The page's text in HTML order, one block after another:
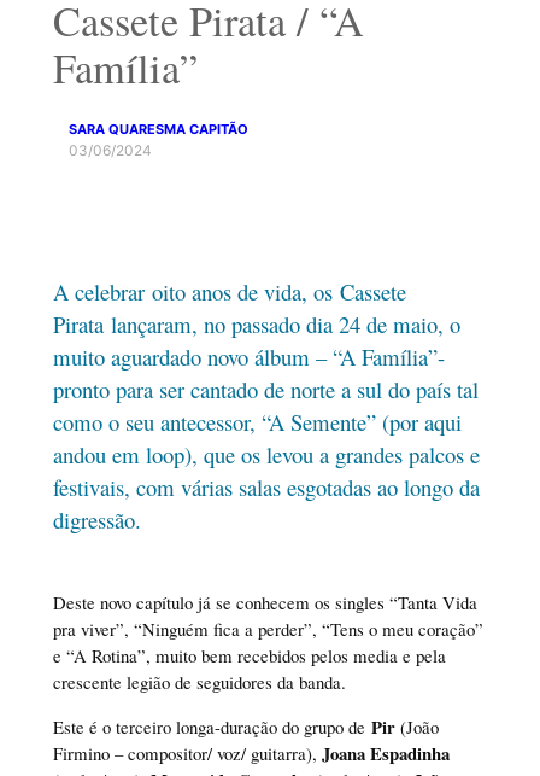
Cassete Pirata / “A
Família”
SARA QUARESMA CAPITÃO
03/06/2024
A celebrar oito anos de vida, os Cassete
Pirata lançaram, no passado dia 24 de maio, o
muito aguardado novo álbum – “A Família”-
pronto para ser cantado de norte a sul do país tal
como o seu antecessor, “A Semente” (por aqui
andou em loop), que os levou a grandes palcos e
festivais, com várias salas esgotadas ao longo da
digressão.
Deste novo capítulo já se conhecem os singles “Tanta Vida
pra viver”, “Ninguém fica a perder”, “Tens o meu coração”
e “A Rotina”, muito bem recebidos pelos media e pela
crescente legião de seguidores da banda.
Este é o terceiro longa-duração do grupo de Pir (João
Firmino – compositor/ voz/ guitarra), Joana Espadinha